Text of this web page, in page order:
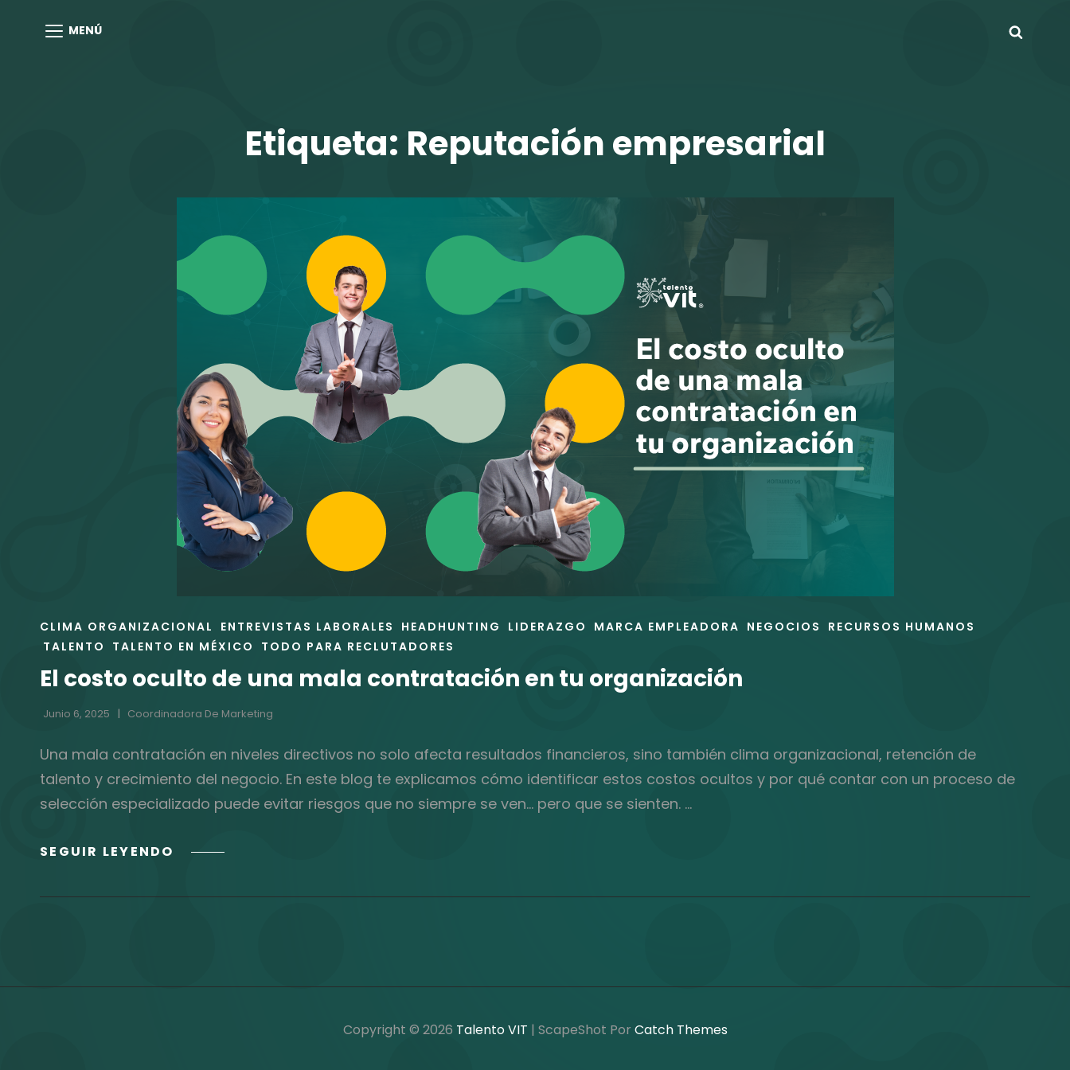
MENÚ
Etiqueta: Reputación empresarial
ENLACES
DE
CATEGORÍAS
CLIMA ORGANIZACIONAL ENTREVISTAS LABORALES HEADHUNTING LIDERAZGO MARCA EMPLEADORA NEGOCIOS
RECURSOS HUMANOS
TALENTO
TALENTO EN MÉXICO TODO PARA RECLUTADORES
El costo oculto de una mala contratación en tu organización
Junio 6, 2025 Coordinadora De Marketing
Una mala contratación en niveles directivos no solo afecta resultados financieros, sino también clima organizacional, retención de
talento y crecimiento del negocio. En este blog te explicamos cómo identificar estos costos ocultos y por qué contar con un proceso de
selección especializado puede evitar riesgos que no siempre se ven… pero que se sienten. …
SEGUIR LEYENDO
EN
Copyright © 2026 Talento VIT | ScapeShot Por Catch Themes